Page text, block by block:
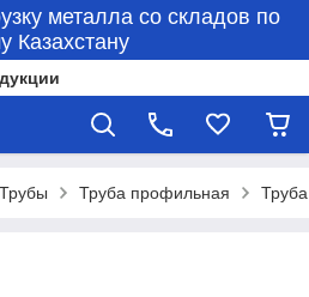
металла со складов по
Казахстану
Трубы Труба профильная